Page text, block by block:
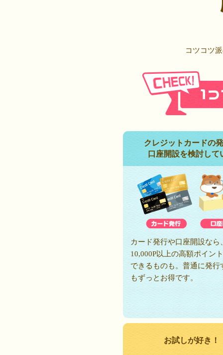
コツコツ
クレジットカードの
口座開設を検討して
カード発行や口座開設なら
10,000P以上の高額ポイン
できるものも。普通に発行
もずっとお得です。
お試しが好き！